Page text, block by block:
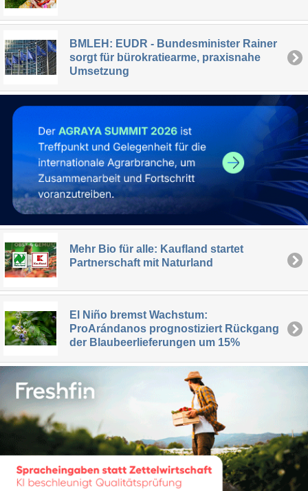
BMLEH: EUDR - Bundesminister Rainer
sorgt für bürokratiearme, praxisnahe
Umsetzung
Mehr Bio für alle: Kaufland startet
Partnerschaft mit Naturland
El Niño bremst Wachstum:
ProArándanos prognostiziert Rückgang
der Blaubeerlieferungen um 15%